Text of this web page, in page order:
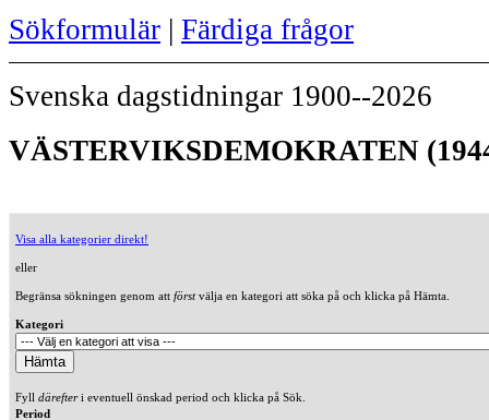
Sökformulär | Färdiga frågor
Svenska dagstidningar 1900--2026
VÄSTERVIKSDEMOKRATEN
Visa alla kategorier direkt!
eller
Begränsa sökningen genom att förstvälja en kategori att söka på och klicka på Hämta.
Kategori
Fyll därefteri eventuell önskad period och klicka på Sök.
Period